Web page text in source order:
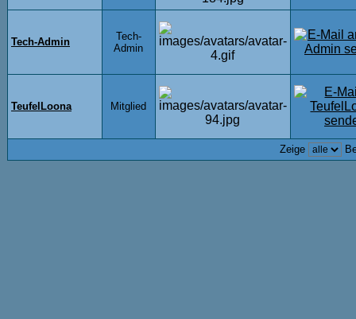
Tech-Admin
Tech-
Admin
TeufelLoona Mitglied
Zeige